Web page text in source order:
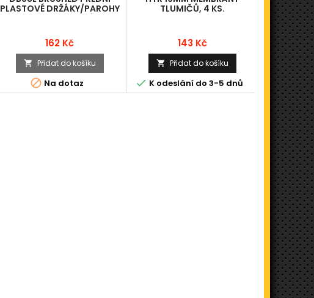
PLASTOVÉ DRŽÁKY/PAROHY
Cena
162 Kč
 Přidat do košíku
 Na dotaz
TLUMIČŮ, 4 KS.
Cena
143 Kč
 Přidat do košíku
 K odeslání do 3-5 dnů

 K